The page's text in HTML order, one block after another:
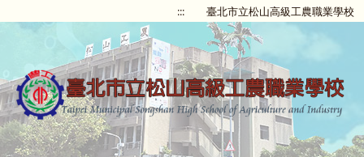
::: 臺北市立松山高級工農職業學校